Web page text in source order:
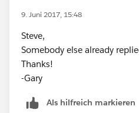
me choose the other three
Budget Amount.
Thanks,
9. Juni 2017, 15:48
Steve,
Somebody else already
Thanks!
-Gary
Als hilfreich markieren